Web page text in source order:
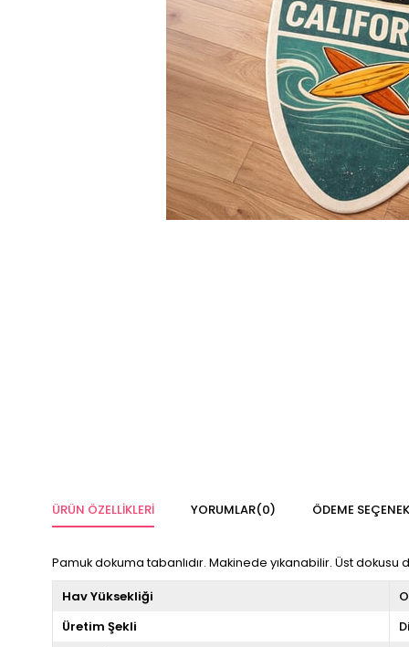
ÜRÜN ÖZELLIKLERI YORUMLAR(0) ÖDEME
Pamuk dokuma tabanlıdır. Makinede yıkanabilir. Üst dokusu
Hav Yüksekliği
Üretim Şekli